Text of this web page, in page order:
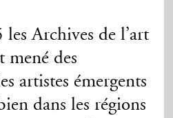
Archives de l’art
mené des
artistes émergents
dans les régions